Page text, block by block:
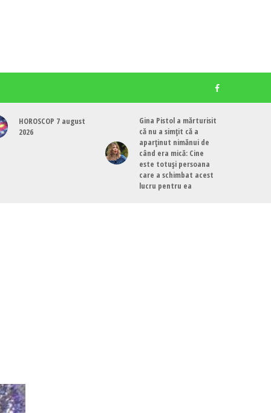
HOROSCOP 7 august
2026
Gina Pistol a mărturisit
că nu a simțit că a
aparținut nimănui de
când era mică: Cine
este totuși persoana
care a schimbat acest
lucru pentru ea